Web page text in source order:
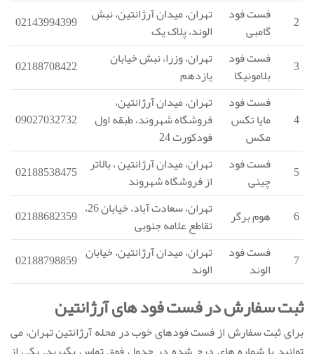
2
فست فود
گامبی
تهران، میدان آرژانتین، نبش
الوند، پلاک یک
02143994399
3
فست فود
بلامونیکا
تهران، وزرا، نبش خیابان
یازدهم 02188708422
4
فست فود
مایا تکس
مکس
تهران، میدان آرژانتین،
فروشگاه شهروند، طبقه اول
فودکورت 24
09027032732
5 فست فود
چینی
تهران، میدان آرژانتین ، بالاتر
از فروشگاه شهروند
02188538475
6
هوم برگر تهران، سعادت آباد، خیابان 26،
تقاطع علامه جنوبی
02188682359
7
فست فود
الوند
تهران، میدان آرژانتین، خیابان
الوند 02188798859
ثبت سفارش در فست فود های آرژانتین
برای ثبت سفارش از فست فودهای خوب در محله آرژانتین تهران، می